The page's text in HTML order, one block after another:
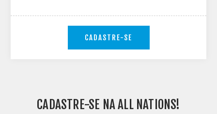
CADASTRE-SE
CADASTRE-SE NA ALL NATIONS!